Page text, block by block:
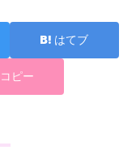
はてブ
コピー